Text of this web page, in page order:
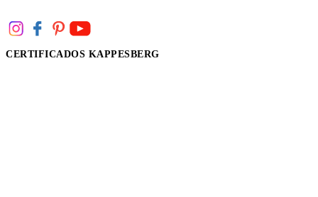
CERTIFICADOS KAPPESBERG